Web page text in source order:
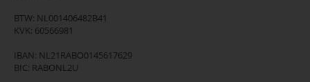
BTW: NL001406482B41
KVK: 60566981
IBAN: NL21RABO0145617629
BIC: RABONL2U